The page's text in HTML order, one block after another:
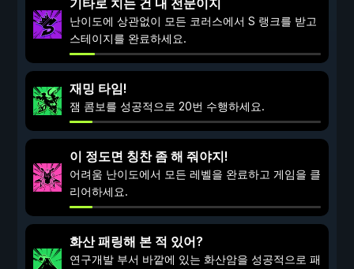
기타로 치는 건 내 전문이지
난이도에 상관없이 모든 코러스에서 S 랭크를 받고
스테이지를 완료하세요.
재밍 타임!
잼 콤보를 성공적으로 20번 수행하세요.
이 정도면 칭찬 좀 해 줘야지!
어려움 난이도에서 모든 레벨을 완료하고 게임을 클
리어하세요.
화산 패링해 본 적 있어?
연구개발 부서 바깥에 있는 화산암을 성공적으로 패